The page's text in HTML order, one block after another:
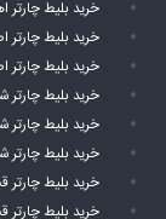
خرید بلیط چارتر
خرید بلیط چارتر
خرید بلیط چارتر
خرید بلیط چارتر
خرید بلیط چارتر
خرید بلیط چارتر
خرید بلیط چارتر
خرید بلیط